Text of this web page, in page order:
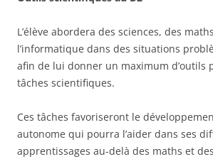
L’élève abordera des sciences, des
l’informatique dans des situations
afin de lui donner un maximum d’outils
tâches scientifiques.
Ces tâches favoriseront le
autonome qui pourra l’aider dans ses
apprentissages au-delà des maths et